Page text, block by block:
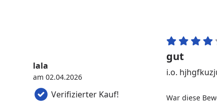
Verifizierter Kauf!
lala
am 02.04.2026
gut
i.o.
War diese